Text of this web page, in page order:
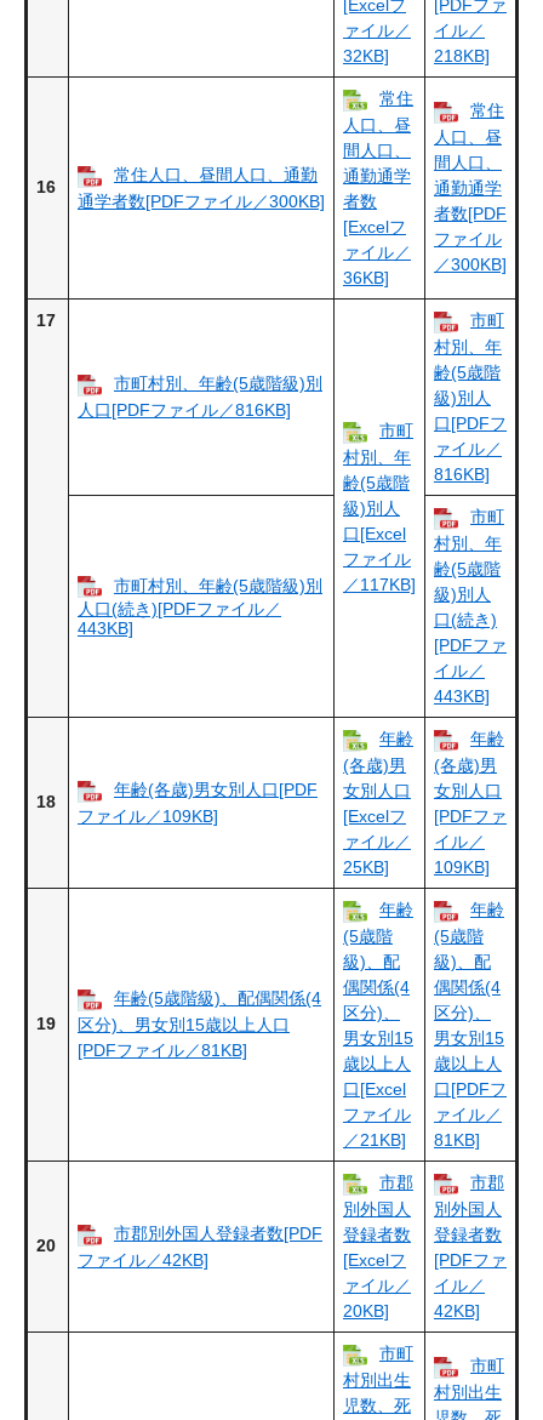
[Excelフ
ァイル／
32KB]
[PDFファ
イル／
218KB]
16
常住人口、昼間人口、通勤
通学者数[PDFファイル／300KB]
常住
人口、昼
間人口、
通勤通学
者数
[Excelフ
ァイル／
36KB]
常住
人口、昼
間人口、
通勤通学
者数[PDF
ファイル
／300KB]
17
市町村別、年齢(5歳階級)別
人口[PDFファイル／816KB]
市町
村別、年
齢(5歳階
級)別人
口[Excel
ファイル
／117KB]
市町
村別、年
齢(5歳階
級)別人
口[PDFフ
ァイル／
816KB]
市町村別、年齢(5歳階級)別
人口(続き)[PDFファイル／
443KB]
市町
村別、年
齢(5歳階
級)別人
口(続き)
[PDFファ
イル／
443KB]
18
年齢(各歳)男女別人口[PDF
ファイル／109KB]
年齢
(各歳)男
女別人口
[Excelフ
ァイル／
25KB]
年齢
(各歳)男
女別人口
[PDFファ
イル／
109KB]
19
年齢(5歳階級)、配偶関係(4
区分)、男女別15歳以上人口
[PDFファイル／81KB]
年齢
(5歳階
級)、配
偶関係(4
区分)、
男女別15
歳以上人
口[Excel
ファイル
／21KB]
年齢
(5歳階
級)、配
偶関係(4
区分)、
男女別15
歳以上人
口[PDFフ
ァイル／
81KB]
20
市郡別外国人登録者数[PDF
ファイル／42KB]
市郡
別外国人
登録者数
[Excelフ
ァイル／
20KB]
市郡
別外国人
登録者数
[PDFファ
イル／
42KB]
市町
村別出生
児数、死
市町
村別出生